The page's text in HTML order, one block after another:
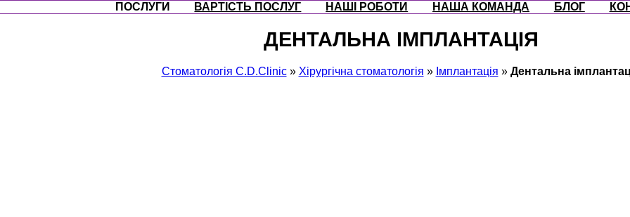
ПОСЛУГИ ВАРТІСТЬ ПОСЛУГ НАШІ РОБОТИ НАША КОМАНДА БЛОГ
ДЕНТАЛЬНА ІМПЛАНТАЦІЯ
Стоматологія С.D.Clinic» Хiрургічна стоматологія » Імплантація » Дентальна